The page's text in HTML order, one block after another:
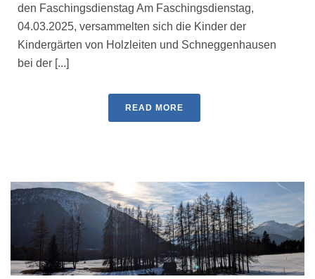
den Faschingsdienstag Am Faschingsdienstag,
04.03.2025, versammelten sich die Kinder der
Kindergärten von Holzleiten und Schneggenhausen
bei der [...]
READ MORE